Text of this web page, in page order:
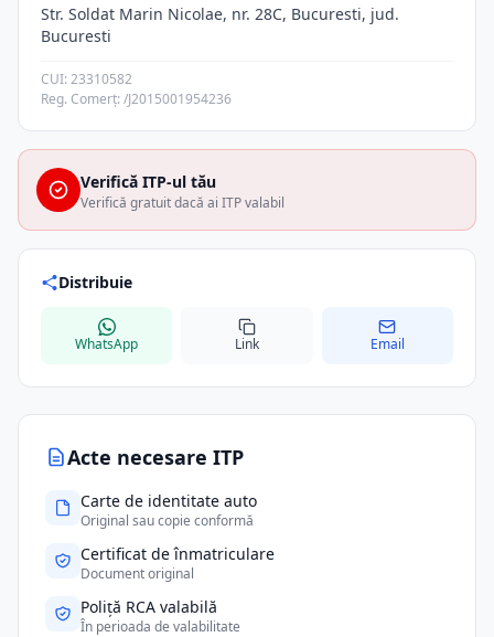
Acte necesare ITP
Carte de identitate auto
Original sau copie conformă
Certificat de înmatriculare
Document original
Poliță RCA valabilă
În perioada de valabilitate
Str. Soldat Marin Nicolae, nr. 28C, Bucuresti, jud.
Bucuresti
CUI: 23310582
Reg. Comerț: /J2015001954236
Verifică ITP-ul tău
Verifică gratuit dacă ai ITP valabil
Distribuie
WhatsApp Link Email